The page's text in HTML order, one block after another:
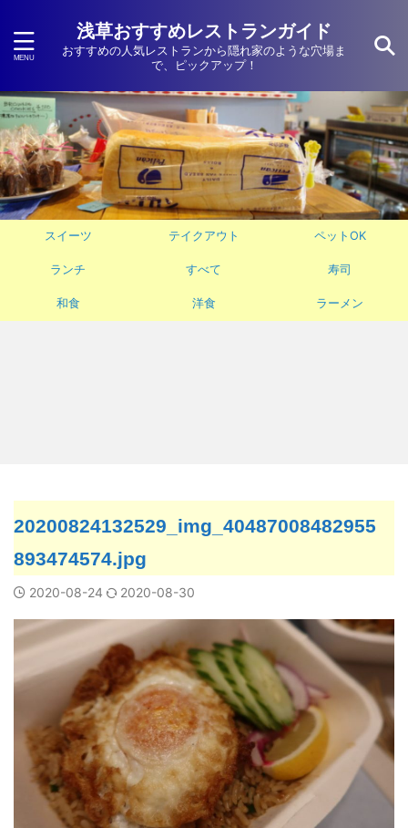
浅草おすすめレストランガイド
おすすめの人気レストランから隠れ家のような穴場ま
で、ピックアップ！
スイーツ テイクアウト ペットOK
ランチ すべて 寿司
和食 洋食 ラーメン
20200824132529_img_40487008482955
893474574.jpg
2020-08-24 2020-08-30